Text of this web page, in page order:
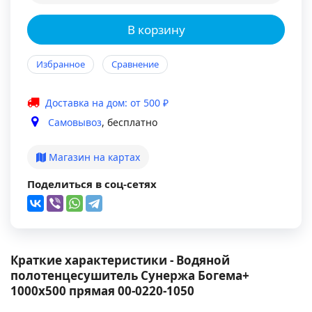
В корзину
Избранное Сравнение
Доставка на дом: от 500 ₽
Самовывоз, бесплатно
Магазин на картах
Поделиться в соц-сетях
Краткие характеристики - Водяной
полотенцесушитель Сунержа Богема+
1000x500 прямая 00-0220-1050